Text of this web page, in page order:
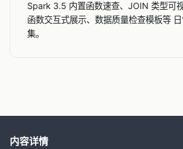
Spark 3.5 内置函数速查、JOIN 类型可
函数交互式展示、数据质量检查模板等
集。
内容详情